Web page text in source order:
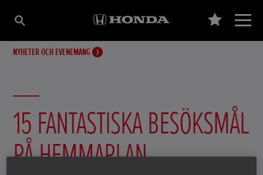
NYHETER OCH EVENEMANG
15 FANTASTISKA BESÖKSMÅL
PÅ HEMMAPLAN